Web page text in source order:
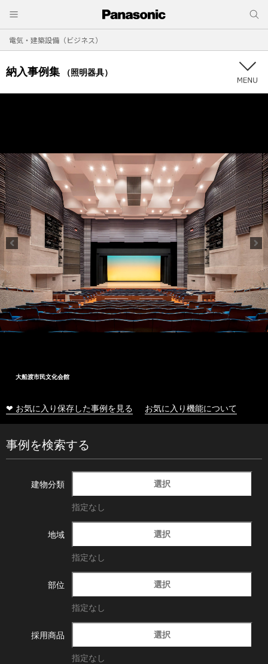
電気・建築設備（ビジネス）
納入事例集 （照明器具）
大船渡市民文化会館
❤ お気に入り保存した事例を見る お気に入り機能について
事例を検索する
建物分類 選択
指定なし
地域 選択
指定なし
部位 選択
指定なし
採用商品 選択
指定なし